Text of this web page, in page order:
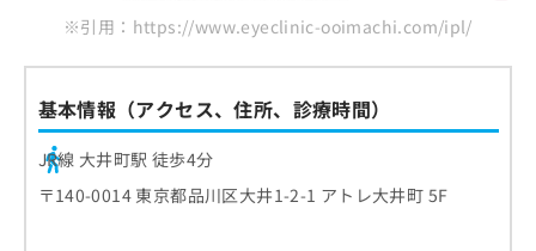
※引用：https://www.eyeclinic-ooimachi.com/ipl/
基本情報（アクセス、住所、診療時間）
JR線 大井町駅 徒歩4分
〒140-0014 東京都品川区大井1-2-1 アトレ大井町 5F